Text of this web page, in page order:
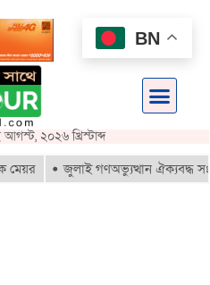
২০২৬ খ্রিস্টাব্দ
জুলাই গণঅভ্যুত্থান ঐক্যবদ্ধ
BN